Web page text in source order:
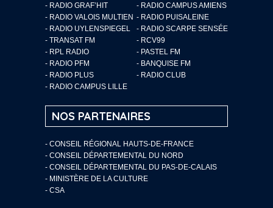
- RADIO GRAF’HIT
- RADIO CAMPUS AMIENS
- RADIO VALOIS MULTIEN - RADIO PUISALEINE
- RADIO UYLENSPIEGEL
- RADIO SCARPE SENSÉE
- TRANSAT FM
- RCV99
- RPL RADIO
- PASTEL FM
- RADIO PFM
- BANQUISE FM
- RADIO PLUS
- RADIO CLUB
- RADIO CAMPUS LILLE
NOS PARTENAIRES
- CONSEIL RÉGIONAL HAUTS-DE-FRANCE
- CONSEIL DÉPARTEMENTAL DU NORD
- CONSEIL DÉPARTEMENTAL DU PAS-DE-CALAIS
- MINISTÈRE DE LA CULTURE
- CSA